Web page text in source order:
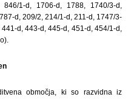
1-d, 1706-d, 1788, 1740/3-d,
d, 209/2, 214/1-d, 211-d, 1747/3-
d, 443-d, 445-d, 451-d, 454/1-d,
območja, ki so razvidna iz